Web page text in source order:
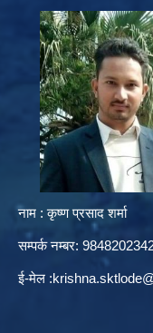
नाम : कृष्ण प्रसाद शर्मा
सम्पर्क नम्बर:
ई-मेल :